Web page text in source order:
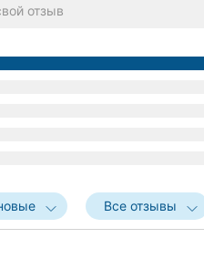
Все отзывы